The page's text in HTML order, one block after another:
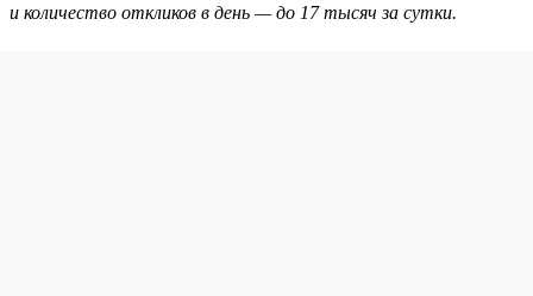
и количество откликов в день — до 17 тысяч за сутки.